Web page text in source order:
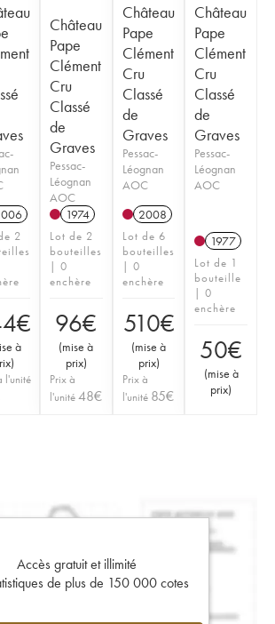
2
€
à
)
l'unité
Château
Pape
Clément
Cru
Classé
de
Graves
Pessac-
Léognan
AOC
1974
Lot de 2
bouteilles
| 0
enchère
96€
(mise à
prix)
Prix à
l'unité48€
Château
Pape
Clément
Cru
Classé
de
Graves
Pessac-
Léognan
AOC
2008
Lot de 6
bouteilles
| 0
enchère
510€
(mise à
prix)
Prix à
l'unité 85€
Château
Pape
Clément
Cru
Classé
de
Graves
Pessac-
Léognan
AOC
1977
Lot de 1
bouteille
| 0
enchère
50€
(mise à
prix)
Accès gratuit et illimité
de plus de 150 000 cotes